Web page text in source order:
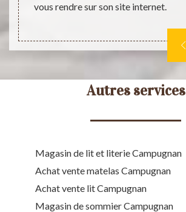
vous rendre sur son site internet.
Autres services
Magasin de lit et literie Campugnan
Achat vente matelas Campugnan
Achat vente lit Campugnan
Magasin de sommier Campugnan